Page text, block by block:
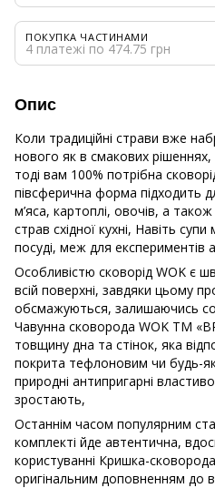
ПОКУПКА ЧАСТИНАМИ
4 платежі по 474.75 грн
Опис
Коли традиційні страви вже
нового як в смакових рішеннях,
тоді вам 100% потрібна
півсферична форма підходить
м’яса, картоплі, овочів, а
страв східної кухні, Навіть
посуді, меж для експериментів
Особливістю сковорід WOK є
всій поверхні, завдяки цьому
обсмажуються, залишаючись
Чавунна сковорода WOK ТМ
товщину дна та стінок, яка
покрита тефлоновим чи будь-
природні антипригарні
зростають,
Останнім часом популярним
комплекті йде автентична,
користуванні Кришка-
оригінальним доповненням до